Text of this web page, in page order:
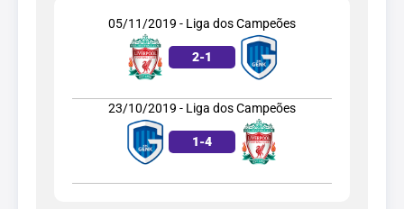
05/11/2019 - Liga dos Campeões
2-1
23/10/2019 - Liga dos Campeões
1-4